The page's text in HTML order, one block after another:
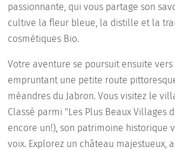
passionnante, qui vous partage son
cultive la fleur bleue, la distille et la
cosmétiques Bio.
Votre aventure se poursuit ensuite
empruntant une petite route
méandres du Jabron. Vous visitez le
Classé parmi "Les Plus Beaux Villages
encore un!), son patrimoine historique
voix. Explorez un château majestueux,